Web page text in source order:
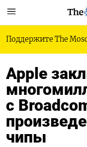
Поддержите The
Apple
с
чипы